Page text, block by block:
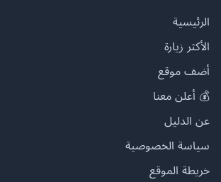
الرئيسية
الأكثر زيارة
أضف موقع
💰 أعلن معنا
عن الدليل
سياسة الخصوصية
خريطة الموقع